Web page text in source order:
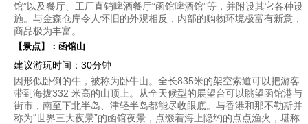
馆”以及餐厅、工厂直销啤酒餐厅“函馆啤酒馆”等，并附设其它各种设
施。与金森仓库令人怀旧的外观相反，内部的购物环境极富有新意，
商品极为丰富。
【景点】： 函馆山
建议游玩时间：30分钟
因形似卧倒的牛，被称为卧牛山。全长835米的架空索道可以把游客
带到海拔332 米高的山顶上。从全天候型的展望台可以眺望函馆港与
街市，南至下北半岛、津轻半岛都能尽收眼底。与香港和那不勒斯并
称为“世界三大夜景”的函馆夜景，点缀着海上隐约的点点渔火，堪称